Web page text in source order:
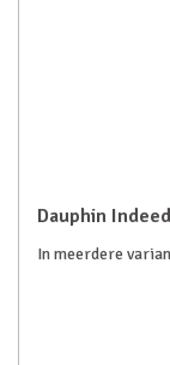
Dauphin
In meerdere